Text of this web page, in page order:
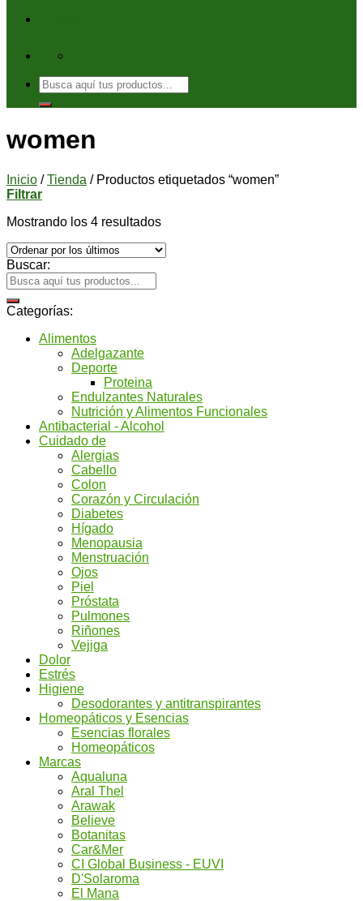
Buscar
por:
women
Inicio / Tienda /Productos etiquetados “women”
Filtrar
Mostrando los 4 resultados
Buscar:
Categorías:
Alimentos
Adelgazante
Deporte
Proteina
Endulzantes Naturales
Nutrición y Alimentos Funcionales
Antibacterial - Alcohol
Cuidado de
Alergias
Cabello
Colon
Corazón y Circulación
Diabetes
Hígado
Menopausia
Menstruación
Ojos
Piel
Próstata
Pulmones
Riñones
Vejiga
Dolor
Estrés
Higiene
Desodorantes y antitranspirantes
Homeopáticos y Esencias
Esencias florales
Homeopáticos
Marcas
Aqualuna
Aral Thel
Arawak
Believe
Botanitas
Car&Mer
CI Global Business - EUVI
D'Solaroma
El Mana